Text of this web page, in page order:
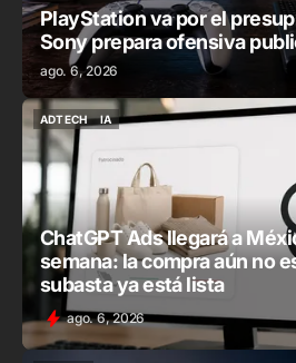
PlayStation va por el
Sony prepara ofensiva
ago. 6, 2026
ADTECH
ADTECH
IA
ChatGPT Ads llegará a
semana: la compra aún no
subasta ya está lista
ago. 6, 2026